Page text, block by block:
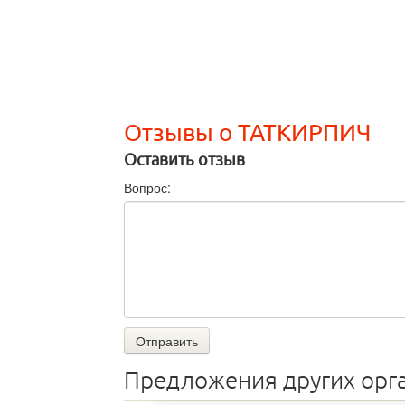
Отзывы о ТАТКИРПИЧ
Оставить отзыв
Вопрос:
Отправить
Предложения других